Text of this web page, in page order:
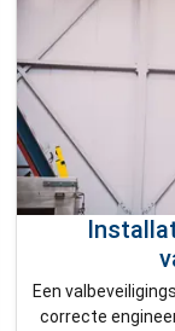
Een
correcte